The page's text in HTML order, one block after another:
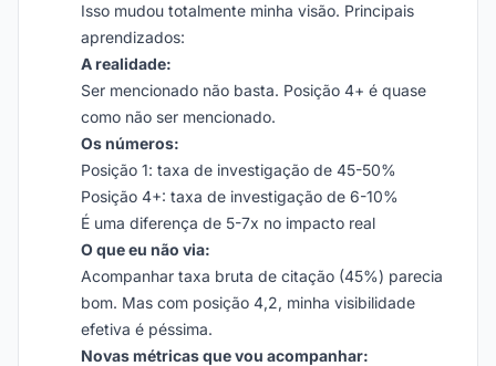
Isso mudou totalmente minha visão. Principais
aprendizados:
A realidade:
Ser mencionado não basta. Posição 4+ é quase
como não ser mencionado.
Os números:
Posição 1: taxa de investigação de 45-50%
Posição 4+: taxa de investigação de 6-10%
É uma diferença de 5-7x no impacto real
O que eu não via:
Acompanhar taxa bruta de citação (45%) parecia
bom. Mas com posição 4,2, minha visibilidade
efetiva é péssima.
Novas métricas que vou acompanhar: